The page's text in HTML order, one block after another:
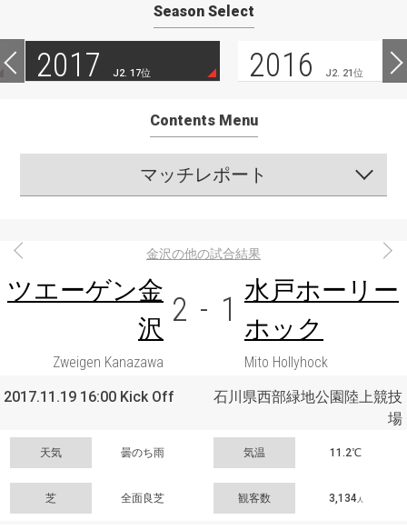
Season Select
2017 J2. 17位 2016 J2. 21位
Contents Menu
マッチレポート
金沢の他の試合結果
ツエーゲン金
沢 2 - 1
水戸ホーリー
ホック
Zweigen Kanazawa
Mito Hollyhock
2017.11.19 16:00 Kick Off
石川県西部緑地公園陸上競技
場
天気 曇のち雨 気温 11.2℃
芝 全面良芝 観客数 3,134人